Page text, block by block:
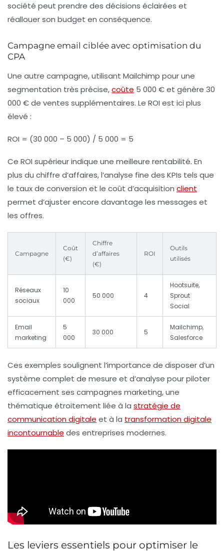
société peut prendre des décisions éclairées et
réallouer son budget en conséquence.
Campagne email ciblée avec optimisation du
CPA
Une autre campagne, utilisant Mailchimp pour une
segmentation très précise,coûte 5 000 € et génère 30
000 € de ventes supplémentaires. Le ROI est ici plus
élevé :
ROI = (30 000 – 5 000) / 5 000 = 5
Ce ROI supérieur indique une meilleure rentabilité. En
plus du chiffre d’affaires, l’analyse fine des KPIs tels que
le taux de conversion et le coût d’acquisition client
permet d’ajuster encore davantage les messages et
les offres.
Campagne
Coût
(€)
Chiffre
d’affaires
(€)
ROI
Outils
utilisés
Réseaux
sociaux
10
000
50 000 4
Hootsuite,
Sprout
Social
Email
marketing
5
000
30 000 5
Mailchimp,
Salesforce
Ces exemples soulignent l’importance de disposer d’un
système complet de mesure et d’analyse pour piloter
efficacement ses campagnes marketing, une
thématique étroitement liée à la stratégie de
communication digitale et à la transformation digitale
incontournable des entreprises modernes.
Les leviers essentiels pour optimiser le